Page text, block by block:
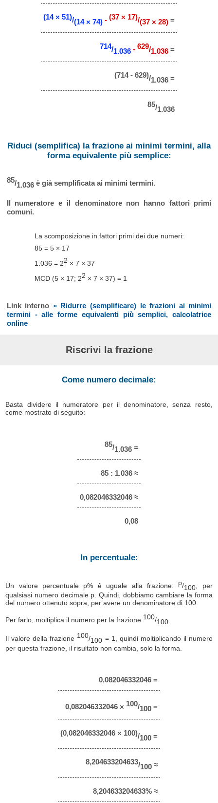
(14 × 51)/(14 × 74) - (37 × 17)/(37 × 28) =
714/1.036 - 629/1.036 =
(714 - 629)/1.036 =
85/1.036
Riduci (semplifica) la frazione ai minimi termini, alla
forma equivalente più semplice:
85/1.036è già semplificata ai minimi termini.
Il numeratore e il denominatore non hanno fattori primi
comuni.
La scomposizione in fattori primi dei due numeri:
85 = 5 × 17
1.036 = 22 × 7 × 37
MCD (5 × 17; 22 × 7 × 37) = 1
Link interno » Ridurre (semplificare) le frazioni ai minimi
termini - alle forme equivalenti più semplici, calcolatrice
online
Riscrivi la frazione
Come numero decimale:
Basta dividere il numeratore per il denominatore, senza resto,
come mostrato di seguito:
85/1.036 =
85 : 1.036 ≈
0,082046332046 ≈
0,08
In percentuale:
Un valore percentuale p% è uguale alla frazione: p/100 , per
qualsiasi numero decimale p. Quindi, dobbiamo cambiare la forma
del numero ottenuto sopra, per avere un denominatore di 100.
Per farlo, moltiplica il numero per la frazione 100/100
Il valore della frazione 100/100 = 1, quindi moltiplicando il numero
per questa frazione, il risultato non cambia, solo la forma.
0,082046332046 =
0,082046332046 × 100/100 =
(0,082046332046 × 100)/100 =
8,204633204633/100 ≈
8,204633204633% ≈